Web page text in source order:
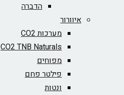
הדברה
איוורור
מערכות CO2
CO2 TNB Naturals
מפוחים
פילטר פחם
ונטות